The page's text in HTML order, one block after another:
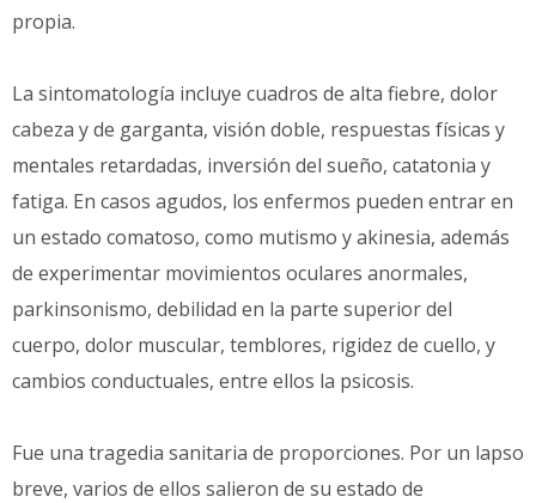
propia.
La sintomatología incluye cuadros de alta fiebre, dolor
cabeza y de garganta, visión doble, respuestas físicas y
mentales retardadas, inversión del sueño, catatonia y
fatiga. En casos agudos, los enfermos pueden entrar en
un estado comatoso, como mutismo y akinesia, además
de experimentar movimientos oculares anormales,
parkinsonismo, debilidad en la parte superior del
cuerpo, dolor muscular, temblores, rigidez de cuello, y
cambios conductuales, entre ellos la psicosis.
Fue una tragedia sanitaria de proporciones. Por un lapso
breve, varios de ellos salieron de su estado de